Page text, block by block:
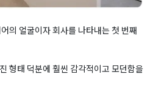
의 얼굴이자 회사를 나타내는 첫 번째
형태 덕분에 훨씬 감각적이고 모던함을